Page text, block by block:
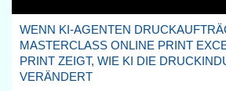
WENN KI-AGENTEN
MASTERCLASS ONLINE PRINT
PRINT ZEIGT, WIE KI DIE
VERÄNDERT